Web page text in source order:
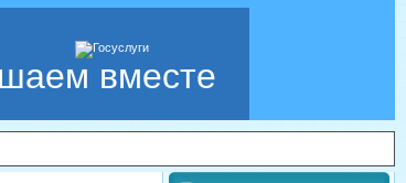
вместе